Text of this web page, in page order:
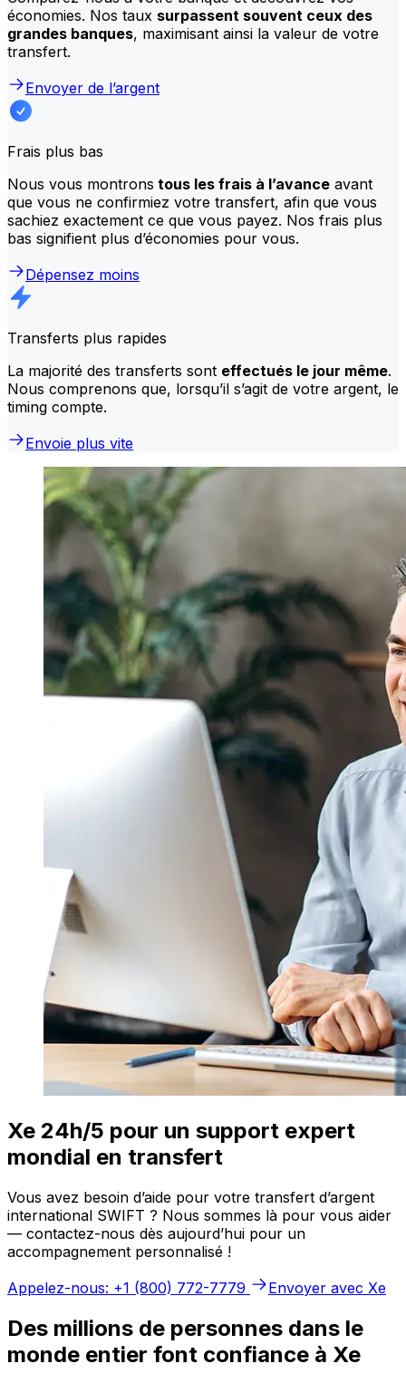
économies. Nos taux surpassent souvent ceux des
grandes banques, maximisant ainsi la valeur de votre
transfert.
Envoyer de l’argent
Frais plus bas
Nous vous montrons tous les frais à l’avance avant
que vous ne confirmiez votre transfert, afin que vous
sachiez exactement ce que vous payez. Nos frais plus
bas signifient plus d’économies pour vous.
Dépensez moins
Transferts plus rapides
La majorité des transferts sont effectués le jour même.
Nous comprenons que, lorsqu’il s’agit de votre argent, le
timing compte.
Envoie plus vite
Xe 24h/5 pour un support expert
mondial en transfert
Vous avez besoin d’aide pour votre transfert d’argent
international SWIFT ? Nous sommes là pour vous aider
— contactez-nous dès aujourd’hui pour un
accompagnement personnalisé !
Appelez-nous: +1 (800) 772-7779
Envoyer avec Xe
Des millions de personnes dans le
monde entier font confiance à Xe